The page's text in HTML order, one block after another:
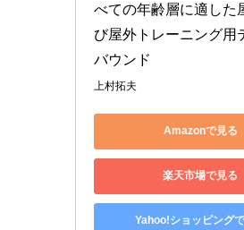
べての年齢層に適した
び屋外トレーニング用
バウンド
上村拓夫
Amazonで見る
楽天市場で見る
Yahoo!ショッピング